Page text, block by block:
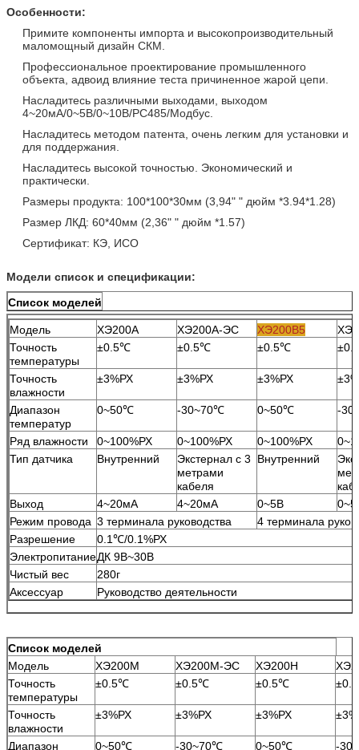
Особенности:
Примите компоненты импорта и высокопроизводительный
маломощный дизайн СКМ.
Профессиональное проектирование промышленного
объекта, адвоид влияние теста причиненное жарой цепи.
Насладитесь различными выходами, выходом
4~20мА/0~5В/0~10В/РС485/Модбус.
Насладитесь методом патента, очень легким для установки и
для поддержания.
Насладитесь высокой точностью. Экономический и
практически.
Размеры продукта: 100*100*30мм (3,94" " дюйм *3.94*1.28)
Размер ЛКД: 60*40мм (2,36" " дюйм *1.57)
Сертификат: КЭ, ИСО
Модели список и спецификации:
Список моделей
Модель ХЭ200А ХЭ200А-ЭС ХЭ200В5
Точность
температуры
±0.5℃ ±0.5℃ ±0.5℃
Точность
влажности
±3%РХ ±3%РХ ±3%РХ
Диапазон
температур
0~50℃ -30~70℃ 0~50℃ -
Ряд влажности 0~100%РХ 0~100%РХ 0~100%РХ
Тип датчика
Внутренний
Экстернал с 3
метрами
кабеля
Внутренний
Выход
4~20мА 4~20мА 0~5В
Режим провода 3 терминала руководства
4 терминала
Разрешение
0.1℃/0.1%РХ
ЭлектропитаниеДК 9В~30В
Чистый вес
280г
Аксессуар
Руководство деятельности
Список моделей
Модель
ХЭ200М ХЭ200М-ЭС ХЭ200Н
Точность
температуры
±0.5℃ ±0.5℃ ±0.5℃
Точность
влажности
±3%РХ ±3%РХ ±3%РХ
Диапазон 0~50℃ -30~70℃ 0~50℃ -